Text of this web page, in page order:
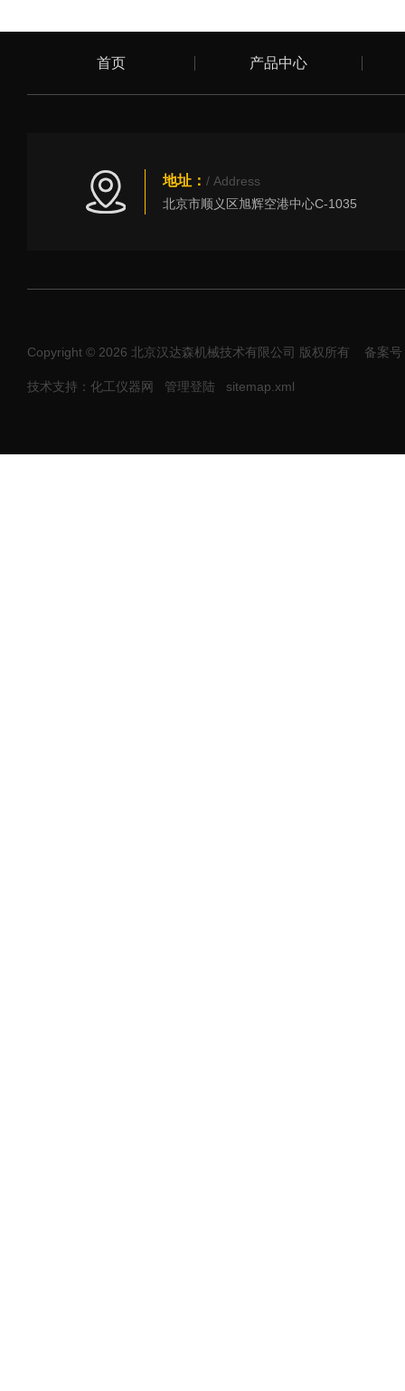
首页 产品中心
地址： / Address
北京市顺义区旭辉空港中心C-1035
Copyright © 2026 北京汉达森机械技术有限公司 版权所有 备案
技术支持：化工仪器网 管理登陆 sitemap.xml